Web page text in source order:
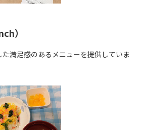
）
満足感のあるメニューを提供していま